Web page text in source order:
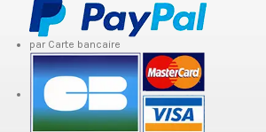
par Carte bancaire